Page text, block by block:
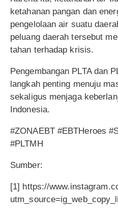
ketahanan pangan dan
pengelolaan air suatu
peluang daerah tersebut
tahan terhadap krisis.
Pengembangan PLTA dan
langkah penting menuju
sekaligus menjaga
Indonesia.
#ZONAEBT #EBTHeroes
#PLTMH
Sumber:
[1] https://